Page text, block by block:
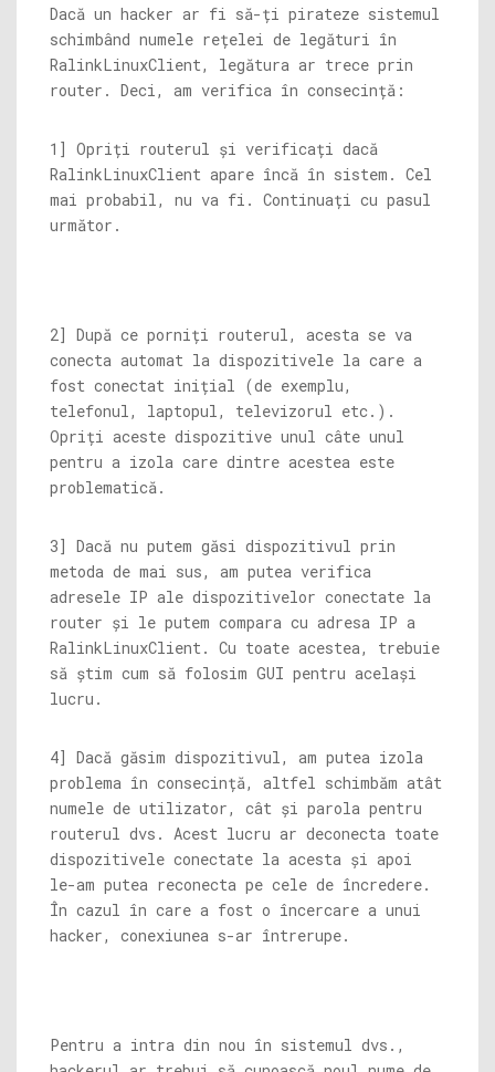
Dacă un hacker ar fi să-ți pirateze sistemul
schimbând numele rețelei de legături în
RalinkLinuxClient, legătura ar trece prin
router. Deci, am verifica în consecință:
1] Opriți routerul și verificați dacă
RalinkLinuxClient apare încă în sistem. Cel
mai probabil, nu va fi. Continuați cu pasul
următor.
2] După ce porniți routerul, acesta se va
conecta automat la dispozitivele la care a
fost conectat inițial (de exemplu,
telefonul, laptopul, televizorul etc.).
Opriți aceste dispozitive unul câte unul
pentru a izola care dintre acestea este
problematică.
3] Dacă nu putem găsi dispozitivul prin
metoda de mai sus, am putea verifica
adresele IP ale dispozitivelor conectate la
router și le putem compara cu adresa IP a
RalinkLinuxClient. Cu toate acestea, trebuie
să știm cum să folosim GUI pentru același
lucru.
4] Dacă găsim dispozitivul, am putea izola
problema în consecință, altfel schimbăm atât
numele de utilizator, cât și parola pentru
routerul dvs. Acest lucru ar deconecta toate
dispozitivele conectate la acesta și apoi
le-am putea reconecta pe cele de încredere.
În cazul în care a fost o încercare a unui
hacker, conexiunea s-ar întrerupe.
Pentru a intra din nou în sistemul dvs.,